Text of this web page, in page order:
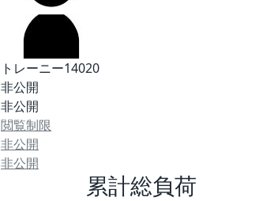
トレーニー14020
非公開
非公開
閲覧制限
非公開
非公開
累計総負荷